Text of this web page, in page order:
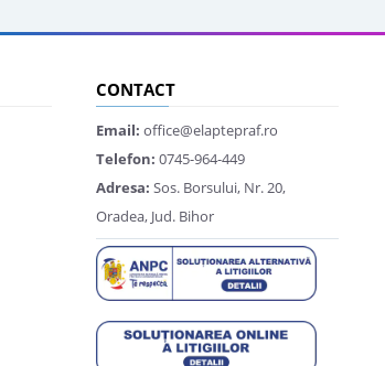
CONTACT
Email: office@elaptepraf.ro
Telefon: 0745-964-449
Adresa: Sos. Borsului, Nr. 20,
Oradea, Jud. Bihor